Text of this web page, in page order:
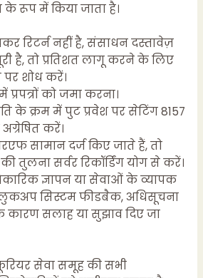
के रूप में किया जाता है।
रिटर्न नहीं है, संसाधन दस्तावेज़
है, तो प्रतिशत लागू करने के लिए
शोध करें।
को जमा करना।
के क्रम में पुट प्रवेश पर सेटिंग 8157
करें।
सामान दर्ज किए जाते हैं, तो
तुलना सर्वर रिकॉर्डिंग योग से करें।
ज्ञापन या सेवाओं के व्यापक
लुकअप सिस्टम फीडबैक, अधिसूचना
कारण सलाह या सुझाव दिए जा
सेवा समूह की सभी